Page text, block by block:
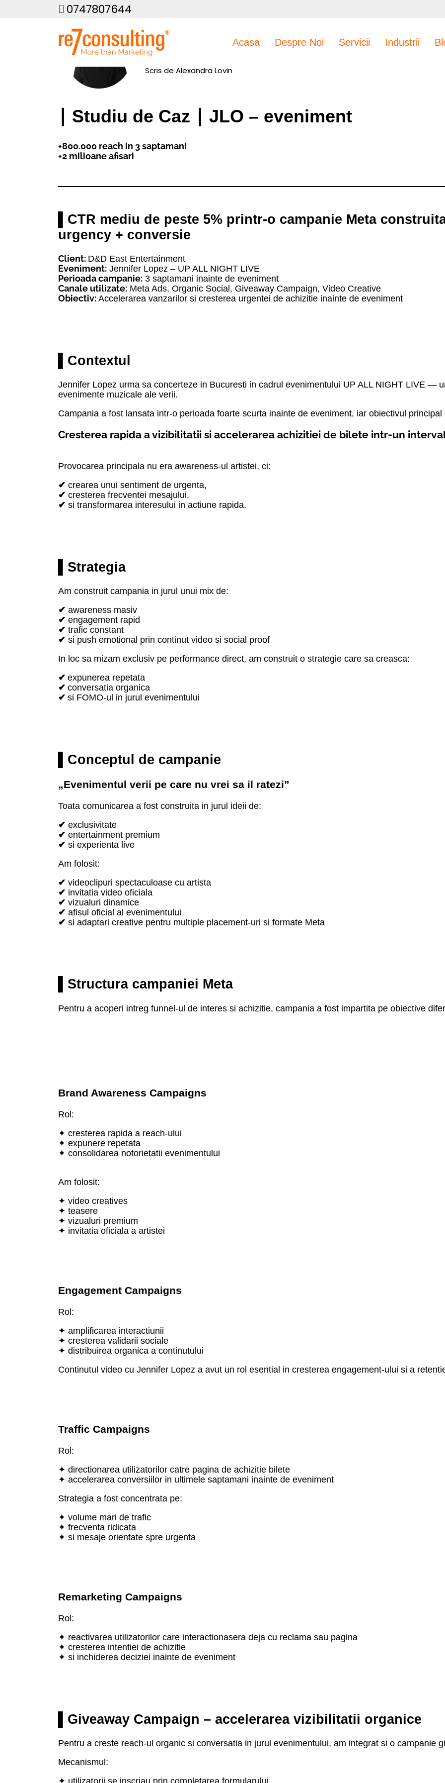
0747807644
Acasa Despre Noi Servicii Industrii
Scris de Alexandra Lovin
∣ Studiu de Caz ∣ JLO – eveniment
+800.000 reach in 3 saptamani
+2 milioane afisari
▌CTR mediu de peste 5% printr-o campanie Meta
urgency + conversie
Client: D&D East Entertainment
Eveniment: Jennifer Lopez – UP ALL NIGHT LIVE
Perioada campanie: 3 saptamani inainte de eveniment
Canale utilizate: Meta Ads, Organic Social, Giveaway Campaign, Video Creative
Obiectiv: Accelerarea vanzarilor si cresterea urgentei de achizitie inainte de eveniment
▌Contextul
Jennifer Lopez urma sa concerteze in Bucuresti in cadrul evenimentului UP ALL NIGHT LIVE —
evenimente muzicale ale verii.
Campania a fost lansata intr-o perioada foarte scurta inainte de eveniment, iar obiectivul principal
Cresterea rapida a vizibilitatii si accelerarea achizitiei de bilete intr-un
Provocarea principala nu era awareness-ul artistei, ci:
✔ crearea unui sentiment de urgenta,
✔ cresterea frecventei mesajului,
✔ si transformarea interesului in actiune rapida.
▌Strategia
Am construit campania in jurul unui mix de:
✔ awareness masiv
✔ engagement rapid
✔ trafic constant
✔ si push emotional prin continut video si social proof
In loc sa mizam exclusiv pe performance direct, am construit o strategie care sa creasca:
✔ expunerea repetata
✔ conversatia organica
✔ si FOMO-ul in jurul evenimentului
▌Conceptul de campanie
„Evenimentul verii pe care nu vrei sa il ratezi”
Toata comunicarea a fost construita in jurul ideii de:
✔ exclusivitate
✔ entertainment premium
✔ si experienta live
Am folosit:
✔ videoclipuri spectaculoase cu artista
✔ invitatia video oficiala
✔ vizualuri dinamice
✔ afisul oficial al evenimentului
✔ si adaptari creative pentru multiple placement-uri si formate Meta
▌Structura campaniei Meta
Pentru a acoperi intreg funnel-ul de interes si achizitie, campania a fost impartita pe obiective
Brand Awareness Campaigns
Rol:
✦ cresterea rapida a reach-ului
✦ expunere repetata
✦ consolidarea notorietatii evenimentului
Am folosit:
✦ video creatives
✦ teasere
✦ vizualuri premium
✦ invitatia oficiala a artistei
Engagement Campaigns
Rol:
✦ amplificarea interactiunii
✦ cresterea validarii sociale
✦ distribuirea organica a continutului
Continutul video cu Jennifer Lopez a avut un rol esential in cresterea engagement-ului si a
Traffic Campaigns
Rol:
✦ directionarea utilizatorilor catre pagina de achizitie bilete
✦ accelerarea conversiilor in ultimele saptamani inainte de eveniment
Strategia a fost concentrata pe:
✦ volume mari de trafic
✦ frecventa ridicata
✦ si mesaje orientate spre urgenta
Remarketing Campaigns
Rol:
✦ reactivarea utilizatorilor care interactionasera deja cu reclama sau pagina
✦ cresterea intentiei de achizitie
✦ si inchiderea deciziei inainte de eveniment
▌Giveaway Campaign – accelerarea vizibilitatii organice
Pentru a creste reach-ul organic si conversatia in jurul evenimentului, am integrat si o campanie
Mecanismul:
✦ utilizatorii se inscriau prin completarea formularului,